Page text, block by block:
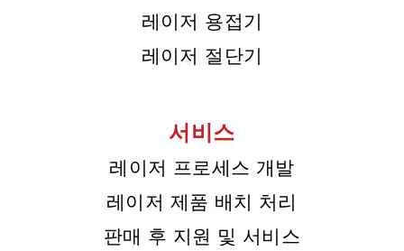
레이저 용접기
레이저 절단기
서비스
레이저 프로세스 개발
레이저 제품 배치 처리
판매 후 지원 및 서비스